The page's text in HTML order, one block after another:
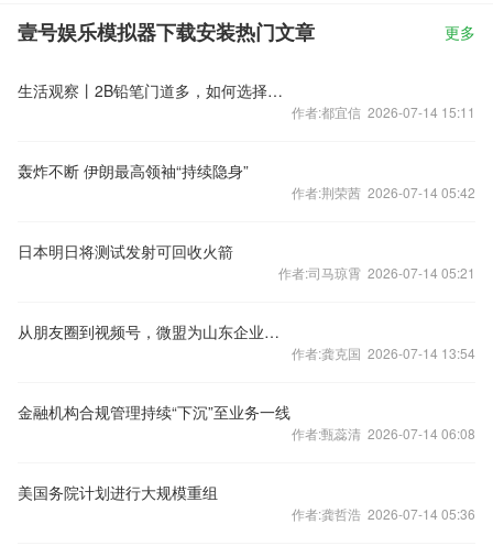
壹号娱乐模拟器下载安装热门文章 更多
生活观察丨2B铅笔门道多，如何选择一支好笔
作者:都宜信 2026-07-14 15:11
轰炸不断 伊朗最高领袖“持续隐身”
作者:荆荣茜 2026-07-14 05:42
日本明日将测试发射可回收火箭
作者:司马琼霄 2026-07-14 05:21
从朋友圈到视频号，微盟为山东企业提供一站式广告服务
作者:龚克国 2026-07-14 13:54
金融机构合规管理持续“下沉”至业务一线
作者:甄蕊清 2026-07-14 06:08
美国务院计划进行大规模重组
作者:龚哲浩 2026-07-14 05:36